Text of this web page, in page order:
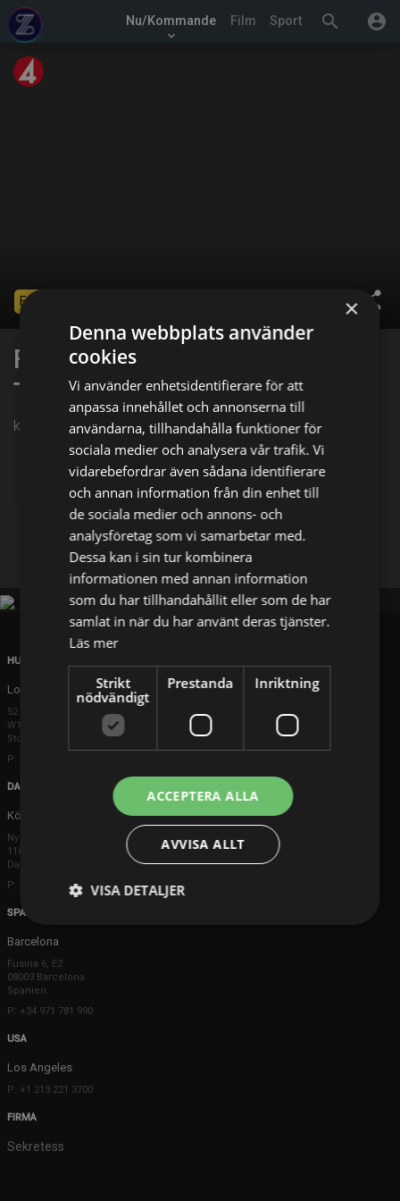
search account_circle
Nu/Kommande
keyboard_arrow_down
Film Sport
share
Ended
FIFA Fotbolls-VM: Sydkorea -
Tjeckien
kl. 03:50 på TV4
Facebook X E-postadress
HUVUDKONTOR
London
52 Brook Street
W1K 5DS London
Storbritannien
P: +44 203 608 8181
DANMARK
Köpenhamn
Ny Østergade 20
1101 København K
Danmark
P: +45 3698 8480
SPANIEN
Barcelona
Fusina 6, E2
08003 Barcelona
Spanien
P: +34 971 781 990
USA
Los Angeles
P: +1 213 221 3700
FIRMA
Sekretess
×
Denna webbplats använder
cookies
Vi använder enhetsidentifierare för att
anpassa innehållet och annonserna till
användarna, tillhandahålla funktioner för
sociala medier och analysera vår trafik. Vi
vidarebefordrar även sådana identifierare
och annan information från din enhet till
de sociala medier och annons- och
analysföretag som vi samarbetar med.
Dessa kan i sin tur kombinera
informationen med annan information
som du har tillhandahållit eller som de har
samlat in när du har använt deras tjänster.
Läs mer
Strikt
nödvändigt
Prestanda Inriktning
ACCEPTERA ALLA
AVVISA ALLT
VISA DETALJER